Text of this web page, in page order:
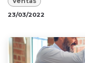
23/03/2022